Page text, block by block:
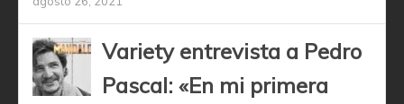
Variety entrevista a Pedro
Pascal: «En mi primera